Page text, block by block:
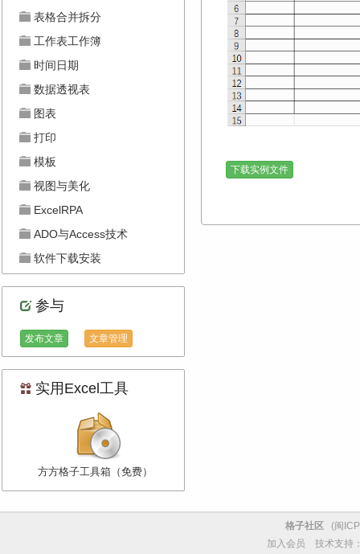
表格合并拆分
工作表工作簿
时间日期
数据透视表
图表
打印
模板
视图与美化
ExcelRPA
ADO与Access技术
软件下载安装
参与
发布文章 文章管理
实用Excel工具
方方格子工具箱（免费）
下载实例文件
格子社区 (闽
加入会员
技术支持